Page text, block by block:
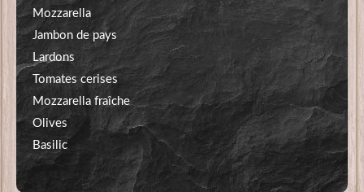
Mozzarella
Jambon de pays
Lardons
Tomates cerises
Mozzarella fraîche
Olives
Basilic